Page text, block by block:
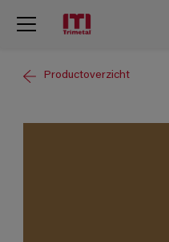
Productoverzicht